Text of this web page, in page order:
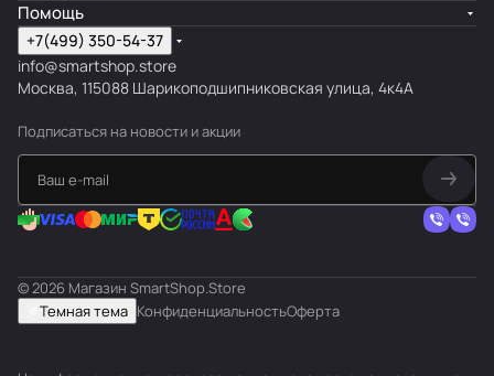
Помощь
+7(499) 350-54-37
info@smartshop.store
Москва, 115088 Шарикоподшипниковская улица, 4к4А
Подписаться на новости и акции
© 2026 Магазин SmartShop.Store
Темная тема КонфиденциальностьОферта